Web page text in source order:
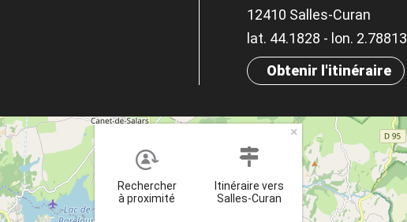
12410 Salles-Curan
lat. 44.1828 - lon. 2.78813
Obtenir l'itinéraire
Rechercher
à proximité
Itinéraire vers
Salles-Curan
×